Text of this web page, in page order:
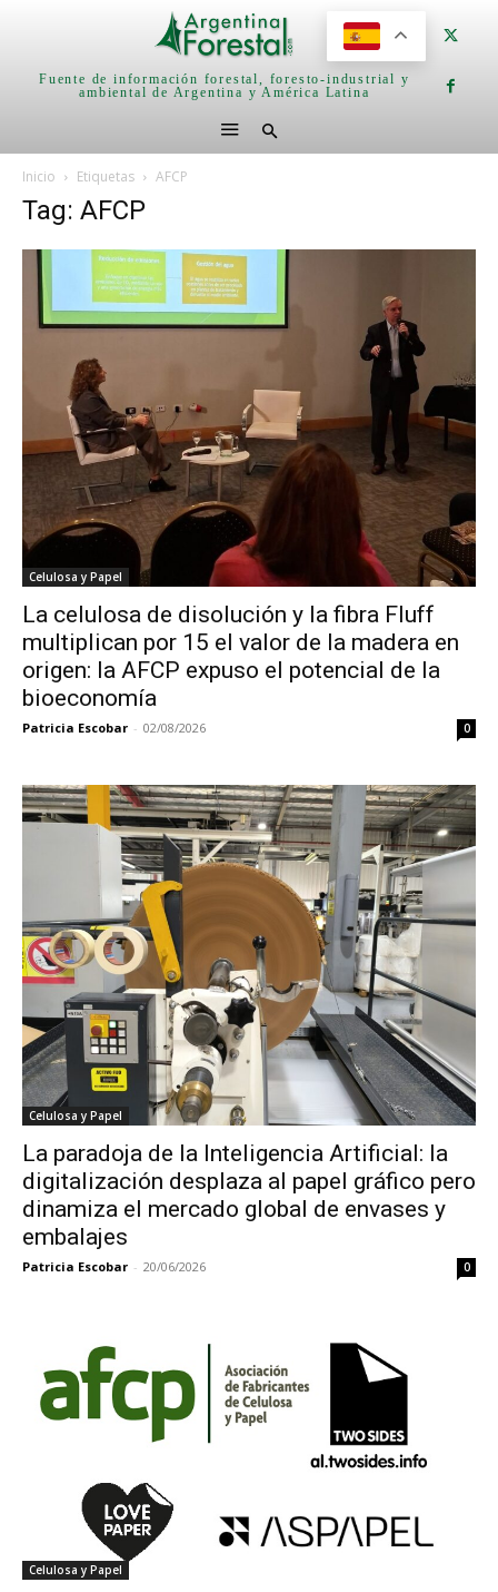
Fuente de información forestal, foresto-industrial y
ambiental de Argentina y América Latina
Inicio Etiquetas AFCP
Tag: AFCP
Celulosa y Papel
La celulosa de disolución y la fibra Fluff
multiplican por 15 el valor de la madera en
origen: la AFCP expuso el potencial de la
bioeconomía
Patricia Escobar - 02/08/2026 0
Celulosa y Papel
La paradoja de la Inteligencia Artificial: la
digitalización desplaza al papel gráfico pero
dinamiza el mercado global de envases y
embalajes
Patricia Escobar - 20/06/2026 0
Celulosa y Papel